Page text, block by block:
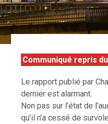
Communiqué repris
Le rapport publié par
dernier est alarmant.
Non pas sur l’état de
qu’il n’a cessé de